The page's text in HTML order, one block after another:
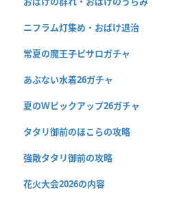
ニフラム灯集め・おばけ退治
常夏の魔王子ピサロガチャ
あぶない水着26ガチャ
夏のWピックアップ26ガチャ
タタリ御前のほこらの攻略
強敵タタリ御前の攻略
花火大会2026の内容